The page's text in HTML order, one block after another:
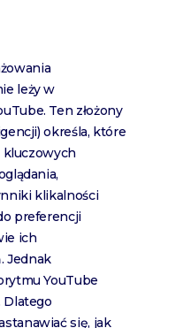
leży w
Ten złożony
określa, które
kluczowych
klikalności
preferencji
ich
Jednak
YouTube
Dlatego
się, jak